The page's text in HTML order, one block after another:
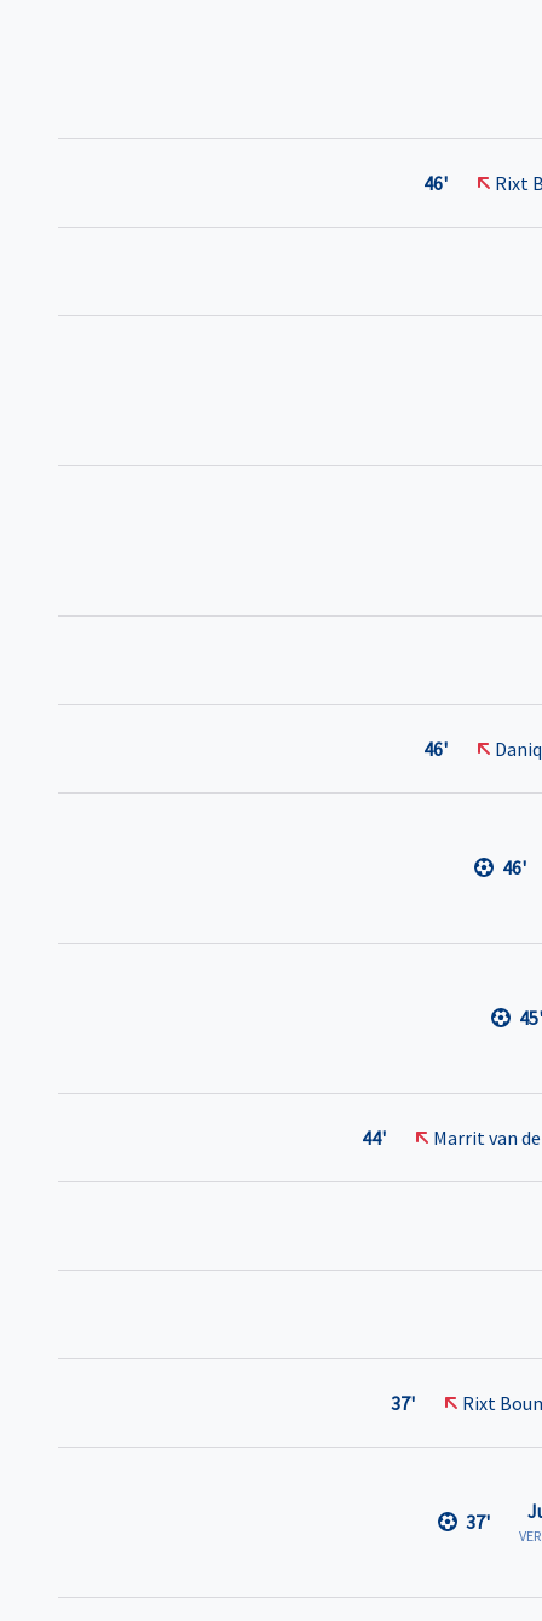
Rixt
46'
46'
46'
45'
Marrit van
44'
Rixt
37'
37'